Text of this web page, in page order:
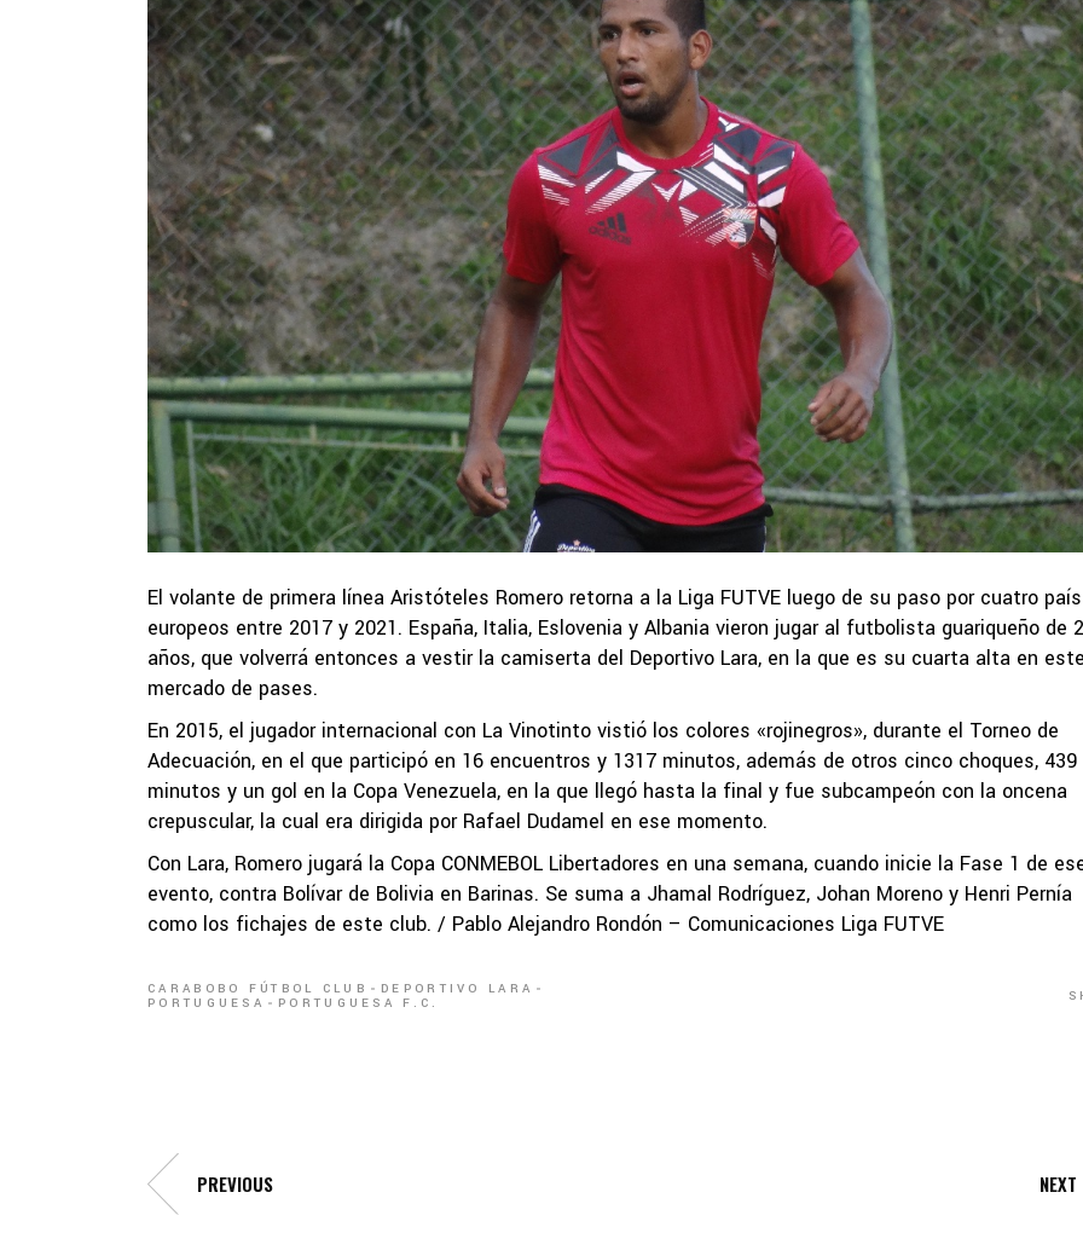
El volante de primera línea Aristóteles Romero retorna a la Liga FUTVE luego de su paso por cuatro
europeos entre 2017 y 2021. España, Italia, Eslovenia y Albania vieron jugar al futbolista guariqueño de
años, que volverrá entonces a vestir la camiserta del Deportivo Lara, en la que es su cuarta alta en
mercado de pases.
En 2015, el jugador internacional con La Vinotinto vistió los colores «rojinegros», durante el Torneo de
Adecuación, en el que participó en 16 encuentros y 1317 minutos, además de otros cinco choques, 439
minutos y un gol en la Copa Venezuela, en la que llegó hasta la final y fue subcampeón con la oncena
crepuscular, la cual era dirigida por Rafael Dudamel en ese momento.
Con Lara, Romero jugará la Copa CONMEBOL Libertadores en una semana, cuando inicie la Fase 1 de
evento, contra Bolívar de Bolivia en Barinas. Se suma a Jhamal Rodríguez, Johan Moreno y Henri Pernía
como los fichajes de este club. / Pablo Alejandro Rondón – Comunicaciones Liga FUTVE
CARABOBO FÚTBOL CLUB
DEPORTIVO LARA
PORTUGUESA
PORTUGUESA F.C.
PREVIOUS NEXT